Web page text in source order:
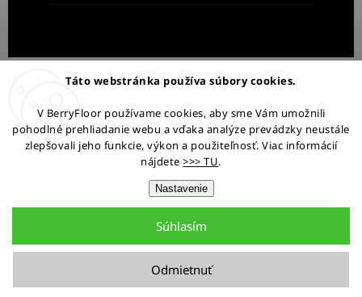
Táto webstránka používa súbory cookies.
V BerryFloor používame cookies, aby sme Vám umožnili
pohodlné prehliadanie webu a vďaka analýze prevádzky neustále
zlepšovali jeho funkcie, výkon a použiteľnosť. Viac informácií
nájdete>>> TU.
Nastavenie
Odmietnuť
Súhlasím
Obchodné podmienkyOchrana osobných údajov
Ostaňme v kontakte:
Upraviť nastavenie cookies
Grafický návrh vytvořil a nakódoval